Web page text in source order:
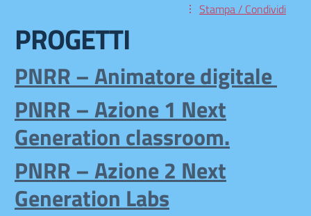
Stampa / Condividi
PROGETTI
PNRR – Animatore digitale
PNRR – Azione 1 Next
Generation classroom.
PNRR – Azione 2 Next
Generation Labs